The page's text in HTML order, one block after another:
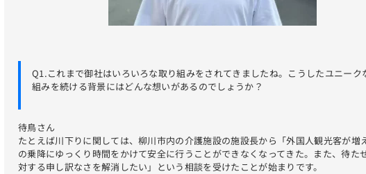
Q1.これまで御社はいろいろな取り組みをされてきましたね。こうしたユニーク
組みを続ける背景にはどんな想いがあるのでしょうか？
待鳥さん
たとえば川下りに関しては、柳川市内の介護施設の施設長から「外国人観光客が増
の乗降にゆっくり時間をかけて安全に行うことができなくなってきた。また、待た
対する申し訳なさを解消したい」という相談を受けたことが始まりです。